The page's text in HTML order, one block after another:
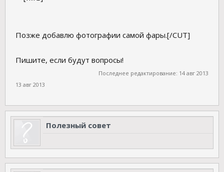
Позже добавлю фотографии самой фары.[/CUT]
Пишите, если будут вопросы!
Последнее редактирование: 14 авг 2013
13 авг 2013
Полезный совет